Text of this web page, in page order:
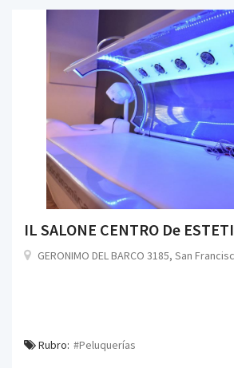
IL SALONE CENTRO De
GERONIMO DEL BARCO 3185, San
Rubro: #Peluquerías